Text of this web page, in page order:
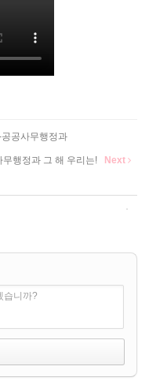
공사무행정과
무행정과 그 해 우리는! Next
습니까?